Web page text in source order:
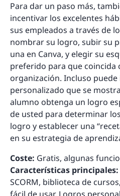
Para dar un paso más,
incentivar los excelentes
sus empleados a través de
nombrar su logro, subir su
una en Canva, y elegir su
preferido para que coincida
organización. Incluso
personalizado que se
alumno obtenga un logro
de usted para determinar
logro y establecer una
en su estrategia de
Coste: Gratis, algunas
Características principales:
SCORM, biblioteca de